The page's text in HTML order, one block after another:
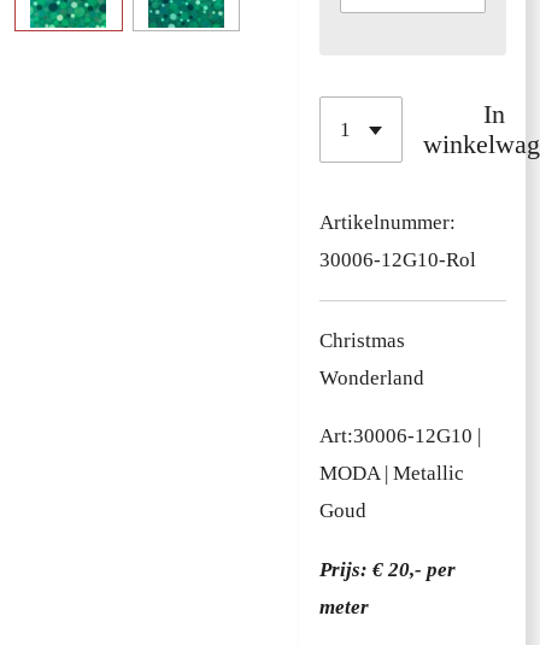
In
Artikelnummer:
30006-12G10-Rol
Christmas
Wonderland
Art:30006-12G10
MODA | Metallic
Goud
Prijs: € 20,- per
meter